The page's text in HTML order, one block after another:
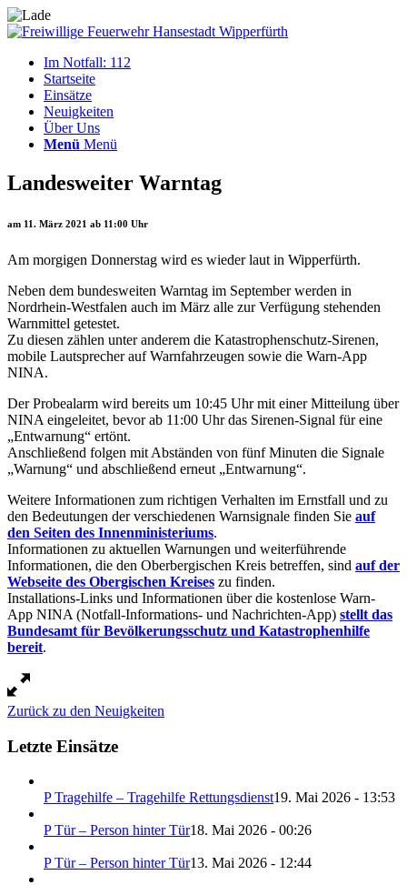
Im Notfall: 112
Startseite
Einsätze
Neuigkeiten
Über Uns
Menü Menü
Landesweiter Warntag
am 11. März 2021 ab 11:00 Uhr
Am morgigen Donnerstag wird es wieder laut in Wipperfürth.
Neben dem bundesweiten Warntag im September werden in
Nordrhein-Westfalen auch im März alle zur Verfügung stehenden
Warnmittel getestet.
Zu diesen zählen unter anderem die Katastrophenschutz-Sirenen,
mobile Lautsprecher auf Warnfahrzeugen sowie die Warn-App
NINA.
Der Probealarm wird bereits um 10:45 Uhr mit einer Mitteilung über
NINA eingeleitet, bevor ab 11:00 Uhr das Sirenen-Signal für eine
„Entwarnung“ ertönt.
Anschließend folgen mit Abständen von fünf Minuten die Signale
„Warnung“ und abschließend erneut „Entwarnung“.
Weitere Informationen zum richtigen Verhalten im Ernstfall und zu
den Bedeutungen der verschiedenen Warnsignale finden Sie auf
den Seiten des Innenministeriums.
Informationen zu aktuellen Warnungen und weiterführende
Informationen, die den Oberbergischen Kreis betreffen, sind auf der
Webseite des Obergischen Kreises zu finden.
Installations-Links und Informationen über die kostenlose Warn-
App NINA (Notfall-Informations- und Nachrichten-App) stellt das
Bundesamt für Bevölkerungsschutz und Katastrophenhilfe
bereit.
Zurück zu den Neuigkeiten
Letzte Einsätze
P Tragehilfe – Tragehilfe Rettungsdienst19. Mai 2026 - 13:53
P Tür – Person hinter Tür18. Mai 2026 - 00:26
P Tür – Person hinter Tür13. Mai 2026 - 12:44